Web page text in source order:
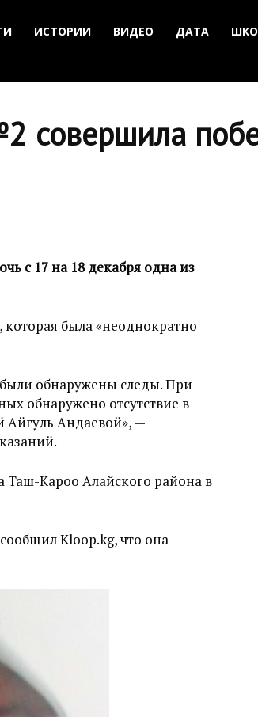
ИСТОРИИ ВИДЕО ДАТА
совершила
с 17 на 18 декабря одна из
была «неоднократно
обнаружены следы. При
обнаружено отсутствие в
Айгуль Андаевой», —
Таш-Кароо Алайского района в
Kloop.kg, что она